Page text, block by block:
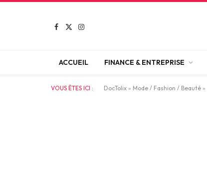
Facebook
X
Instagram
ACCUEIL FINANCE & ENTREPRISE
VOUS ÊTES ICI : DocTolix » Mode / Fashion / Beauté »